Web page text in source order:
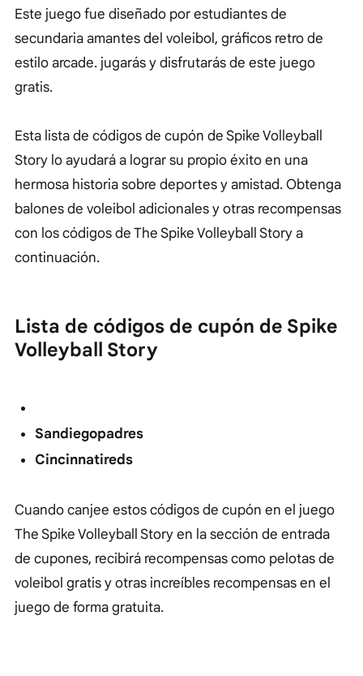
Este juego fue diseñado por estudiantes de
secundaria amantes del voleibol, gráficos retro de
estilo arcade. jugarás y disfrutarás de este juego
gratis.
Esta lista de códigos de cupón de Spike Volleyball
Story lo ayudará a lograr su propio éxito en una
hermosa historia sobre deportes y amistad. Obtenga
balones de voleibol adicionales y otras recompensas
con los códigos de The Spike Volleyball Story a
continuación.
Lista de códigos de cupón de Spike
Volleyball Story
Sandiegopadres
Cincinnatireds
Cuando canjee estos códigos de cupón en el juego
The Spike Volleyball Story en la sección de entrada
de cupones, recibirá recompensas como pelotas de
voleibol gratis y otras increíbles recompensas en el
juego de forma gratuita.